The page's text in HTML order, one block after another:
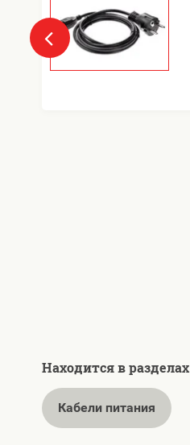
Находится в разделах
Кабели питания